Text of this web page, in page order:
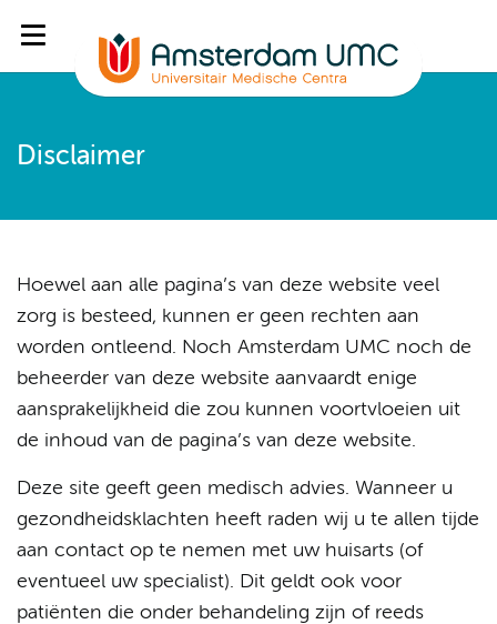
Disclaimer
Hoewel aan alle pagina’s van deze website veel
zorg is besteed, kunnen er geen rechten aan
worden ontleend. Noch Amsterdam UMC noch de
beheerder van deze website aanvaardt enige
aansprakelijkheid die zou kunnen voortvloeien uit
de inhoud van de pagina’s van deze website.
Deze site geeft geen medisch advies. Wanneer u
gezondheidsklachten heeft raden wij u te allen tijde
aan contact op te nemen met uw huisarts (of
eventueel uw specialist). Dit geldt ook voor
patiënten die onder behandeling zijn of reeds